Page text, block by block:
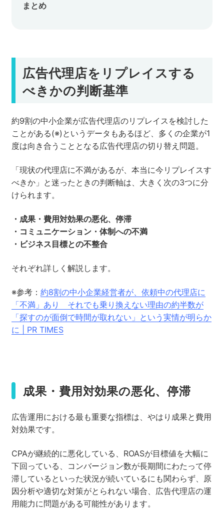
まとめ
広告代理店をリプレイスする
べきかの判断基準
約9割の中小企業が広告代理店のリプレイスを検討した
ことがある(※)というデータもあるほど、多くの企業が1
度は向き合うこととなる広告代理店の切り替え問題。
「現状の代理店に不満があるが、本当に今リプレイスす
べきか」と迷ったときの判断軸は、大きく次の3つに分
けられます。
・成果・費用対効果の悪化、停滞
・コミュニケーション・体制への不満
・ビジネス目標との不整合
それぞれ詳しく解説します。
※参考： 約8割の中小企業経営者が、依頼中の代理店に
「不満」あり それでも乗り換えない理由の約半数が
「探すのが面倒で時間が取れない」という実情が明らか
に | PR TIMES
成果・費用対効果の悪化、停滞
広告運用における最も重要な指標は、やはり成果と費用
対効果です。
CPAが継続的に悪化している、ROASが目標値を大幅に
下回っている、コンバージョン数が長期間にわたって停
滞しているといった状況が続いているにも関わらず、原
因分析や適切な対策がとられない場合、広告代理店の運
用能力に問題がある可能性があります。